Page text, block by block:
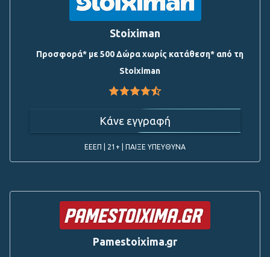
Stoiximan
Προσφορά* με 500 Δώρα χωρίς κατάθεση* από τη
Stoiximan
Κάνε εγγραφή
ΕΕΕΠ | 21+ | ΠΑΙΞΕ ΥΠΕΥΘΥΝΑ
Pamestoixima.gr